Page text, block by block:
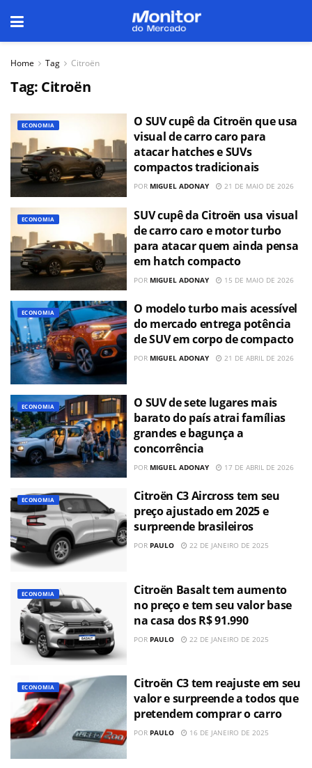
Home Tag Citroën
Tag: Citroën
ECONOMIA
O SUV cupê da Citroën que usa
visual de carro caro para
atacar hatches e SUVs
compactos tradicionais
POR MIGUEL ADONAY 21 DE MAIO DE 2026
ECONOMIA
SUV cupê da Citroën usa visual
de carro caro e motor turbo
para atacar quem ainda pensa
em hatch compacto
POR MIGUEL ADONAY 15 DE MAIO DE 2026
ECONOMIA
O modelo turbo mais acessível
do mercado entrega potência
de SUV em corpo de compacto
POR MIGUEL ADONAY 21 DE ABRIL DE 2026
ECONOMIA
O SUV de sete lugares mais
barato do país atrai famílias
grandes e bagunça a
concorrência
POR MIGUEL ADONAY 17 DE ABRIL DE 2026
ECONOMIA
Citroën C3 Aircross tem seu
preço ajustado em 2025 e
surpreende brasileiros
POR PAULO 22 DE JANEIRO DE 2025
ECONOMIA
Citroën Basalt tem aumento
no preço e tem seu valor base
na casa dos R$ 91.990
POR PAULO 22 DE JANEIRO DE 2025
ECONOMIA
Citroën C3 tem reajuste em seu
valor e surpreende a todos que
pretendem comprar o carro
POR PAULO 16 DE JANEIRO DE 2025